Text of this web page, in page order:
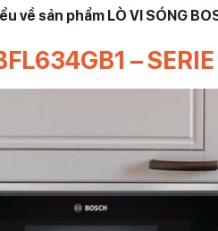
về sản phẩm LÒ VI SÓNG
–